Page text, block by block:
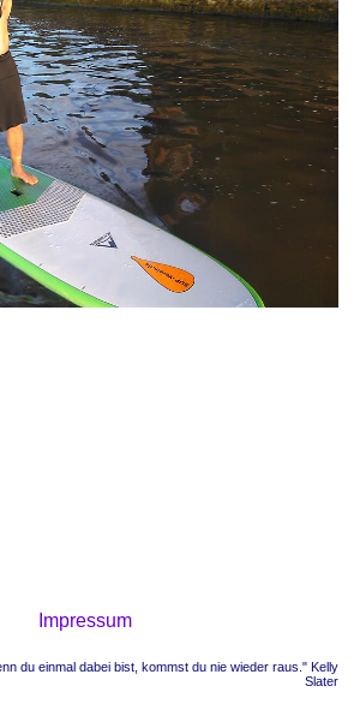
Impressum
du einmal dabei bist, kommst du nie wieder raus." Kelly
Slater